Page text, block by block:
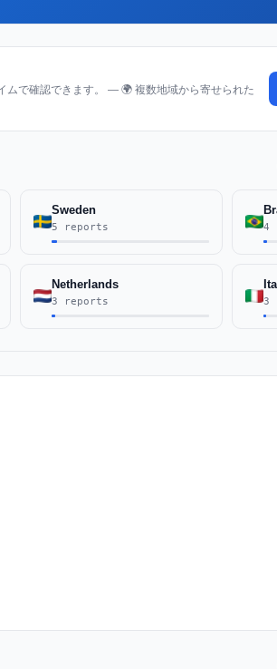
ムで確認できます。 — 🌍 複数地域から寄せられた
Sweden
5 reports 4
Netherlands
3 reports 3